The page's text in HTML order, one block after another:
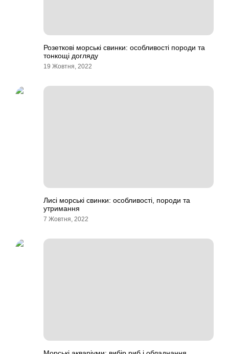
Розеткові морські свинки: особливості породи та
тонкощі догляду
19 Жовтня, 2022
Лисі морські свинки: особливості, породи та
утримання
7 Жовтня, 2022